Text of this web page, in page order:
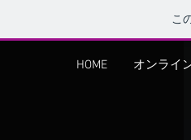
こ
HOME オンライ